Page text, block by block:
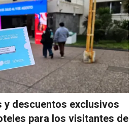
y descuentos exclusivos
para los visitantes de